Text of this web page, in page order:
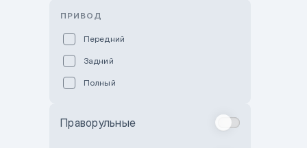
ПРИВОД
Передний
Задний
Полный
Праворульные